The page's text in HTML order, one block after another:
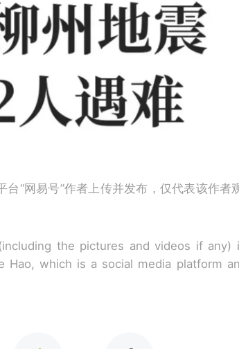
台“网易号”作者上传并发布，仅代表该作者
the pictures and videos if any)
Hao, which is a social media platform